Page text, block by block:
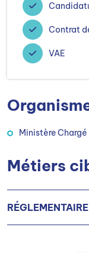
Contrat
VAE
Ministère
Métiers